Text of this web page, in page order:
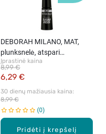
Pridėti į krepšelį
DEBORAH MILANO, MAT,
plunksnelė, atspari
vandeniui, juoda, 2.9 gr
Įprastinė kaina
6,29 €
8,99 €
30 dienų mažiausia kaina:
8,99 €
0